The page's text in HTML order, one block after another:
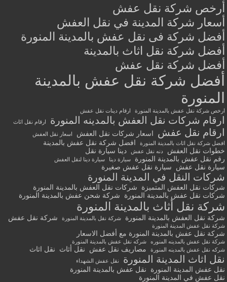
أرخص شركة نقل عفش
أسعار شركة المدينة في نقل العفش
أفضل شركة فى نقل عفش بالمدينة المنورة
أفضل شركة نقل اثاث بالمدينة
أفضل شركة نقل عفش
أفضل شركة نقل عفش بالمدينة
المنورة
ارخص شركة نقل عفش بالمدينة المنورة ارقام دينات نقل عفش
ارقام شركات نقل العفش بالمدينه المنورة ارقام نقل اثاث
ارقام نقل عفش اسعار شركات نقل العفش
اسعار نقل العفش
افضل شركة نقل اثاث بالمدينة المنورة
افضل شركة نقل عفش بالمدينة
خطوات نقل العفش
دنه نقل عفش
دينا سيارة نقل
رقم نقل عفش بالمدينة المنورة
سيارة دينا سيارة دينا لنقل العفش
سيارة نقل عفش سيارة نقل عفش صغيرة
شركات النقل في المدينة المنورة
شركات نقل العفش المتميزة
شركات نقل العفش بالمدينة المنورة
شركات نقل عفش بالمدينة المنورة
شركة شحن عفش بالمدينة المنورة
شركة نقل أثاث بالمدينة المنورة
شركة نقل العفش بالمدينة المنورة شركة نقل بالمدينة المنورة شركة نقل عفش
شركة نقل عفش المدينة المنورة
شركة نقل عفش بالمدينة المنورة مع أفضل الاسعار
شركة نقل عفش بالمدينه المنوره
شركه نقل عفش بالمدينة المنورة
شركه نقل عفش بالمدينه المنورة
مصاريف نقل عفش نقل أثاث نقل اثاث
نقل اثاث المدينة المنورة نقل عفش الشهداء
نقل عفش المدينة المنورة
نقل عفش بالمدينة المنورة
نقل عفش في المدينة المنورة